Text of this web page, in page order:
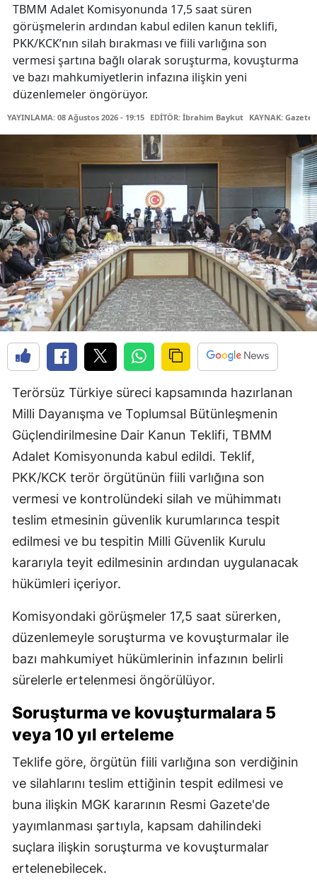
TBMM Adalet Komisyonunda 17,5 saat süren
görüşmelerin ardından kabul edilen kanun teklifi,
PKK/KCK’nın silah bırakması ve fiili varlığına son
vermesi şartına bağlı olarak soruşturma, kovuşturma
ve bazı mahkumiyetlerin infazına ilişkin yeni
düzenlemeler öngörüyor.
YAYINLAMA: 08 Ağustos 2026 - 19:15 EDİTÖR: İbrahim Baykut KAYNAK:
Terörsüz Türkiye süreci kapsamında hazırlanan
Milli Dayanışma ve Toplumsal Bütünleşmenin
Güçlendirilmesine Dair Kanun Teklifi, TBMM
Adalet Komisyonunda kabul edildi. Teklif,
PKK/KCK terör örgütünün fiili varlığına son
vermesi ve kontrolündeki silah ve mühimmatı
teslim etmesinin güvenlik kurumlarınca tespit
edilmesi ve bu tespitin Milli Güvenlik Kurulu
kararıyla teyit edilmesinin ardından uygulanacak
hükümleri içeriyor.
Komisyondaki görüşmeler 17,5 saat sürerken,
düzenlemeyle soruşturma ve kovuşturmalar ile
bazı mahkumiyet hükümlerinin infazının belirli
sürelerle ertelenmesi öngörülüyor.
Soruşturma ve kovuşturmalara 5
veya 10 yıl erteleme
Teklife göre, örgütün fiili varlığına son verdiğinin
ve silahlarını teslim ettiğinin tespit edilmesi ve
buna ilişkin MGK kararının Resmi Gazete'de
yayımlanması şartıyla, kapsam dahilindeki
suçlara ilişkin soruşturma ve kovuşturmalar
ertelenebilecek.